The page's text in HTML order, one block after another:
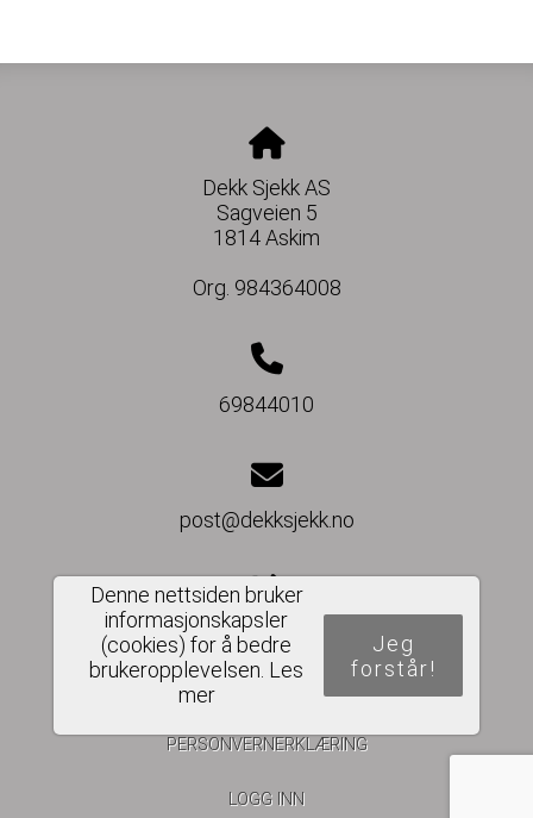
Dekk Sjekk AS
Sagveien 5
1814 Askim
Org. 984364008
69844010
post@dekksjekk.no
Del nettside
Denne nettsiden bruker
informasjonskapsler
(cookies) for å bedre
brukeropplevelsen. Les
mer
Jeg
forstår!
PERSONVERNERKLÆRING
LOGG INN